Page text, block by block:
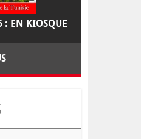
: EN KIOSQUE